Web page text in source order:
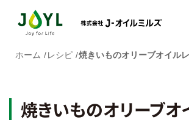
ホーム レシピ 焼きいものオリーブオイル
焼きいものオリーブオ